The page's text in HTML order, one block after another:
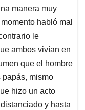
manera muy
habló mal
le
ambos vivían en
que el hombre
mismo
hizo un acto
y hasta